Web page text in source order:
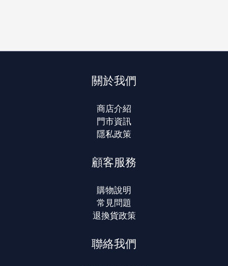
關於我們
商店介紹
門市資訊
隱私政策
顧客服務
購物說明
常見問題
退換貨政策
聯絡我們